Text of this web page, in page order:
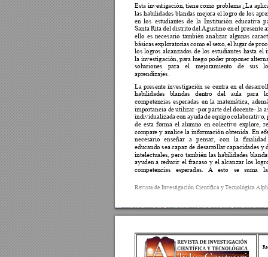
Revista de Investigación Científica y Tecnológica Alph
Esta investigación, tiene como problema ¿La apl
las habilidades blandas mejora el logro de los
en los estudiantes de la Institución educativa
Santa Rita del distrito del Agustino en el presente
ello es necesario también analizar algunas
básicas exploratorias como el sexo, el lugar de pr
los logros alcanzados de los estudiantes hasta el
la investigación, para luego poder proponer
soluciones
para el mejoramiento de sus
aprendizajes.
La presente investigación se centra en el
habilidades blandas dentro del aula para
competencias esperadas en la matemática,
importancia de utilizar -por parte del docente- la a
individualizada con ayuda de equipo colaborativo,
de esta forma el alumno en colectivo explore,
compare y analice la información obtenida. En
necesario enseñar a pensar, con la finalidad
educando sea capaz de desarrollar capacidades y
intelectuales, pero también las habilidades
ayuden a reducir el fracaso y el alcanzar los l
competencias esperadas. A esto se suma